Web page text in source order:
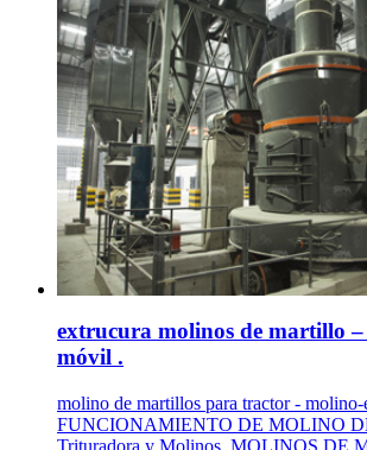
extrucura molinos de martillo
móvil .
molino de martillos para tractor - molino-
FUNCIONAMIENTO DE MOLINO
Trituradora y Molinos. MOLINOS DE